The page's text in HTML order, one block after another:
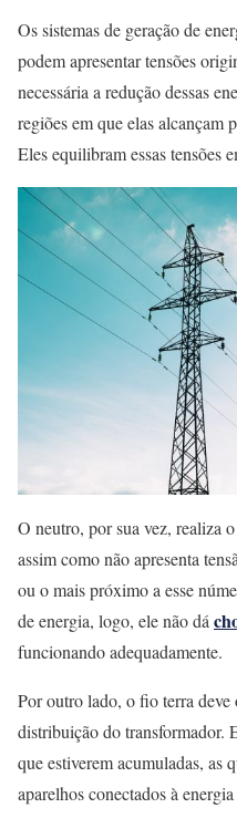
Os sistemas de geração de
podem apresentar tensões
necessária a redução dessas
regiões em que elas alcançam
Eles equilibram essas tensões
O neutro, por sua vez, realiza
assim como não apresenta
ou o mais próximo a esse
de energia, logo, ele não dá
funcionando adequadamente.
Por outro lado, o fio terra
distribuição do transformador.
que estiverem acumuladas, as
aparelhos conectados à